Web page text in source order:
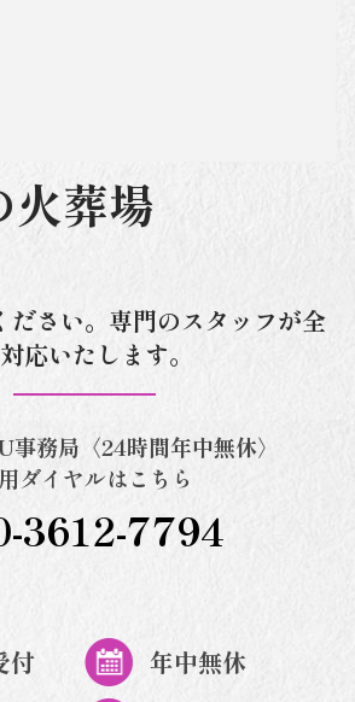
火葬場
ださい。専門のスタッフが全
応いたします。
務局〈24時間年中無休〉
ダイヤルはこちら
3612-7794
付
年中無休